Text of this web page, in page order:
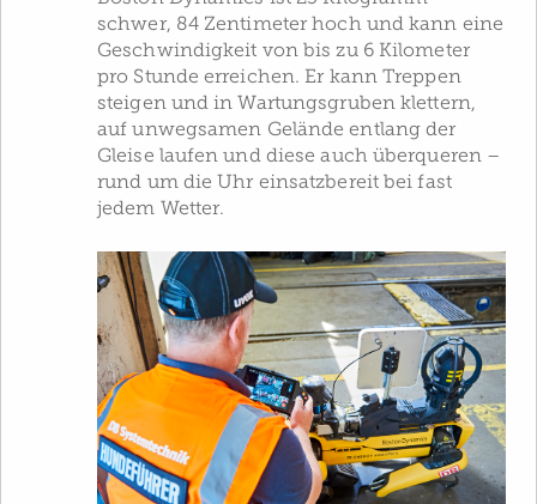
schwer, 84 Zentimeter hoch und kann eine
Geschwindigkeit von bis zu 6 Kilometer
pro Stunde erreichen. Er kann Treppen
steigen und in Wartungsgruben klettern,
auf unwegsamen Gelände entlang der
Gleise laufen und diese auch überqueren –
rund um die Uhr einsatzbereit bei fast
jedem Wetter.